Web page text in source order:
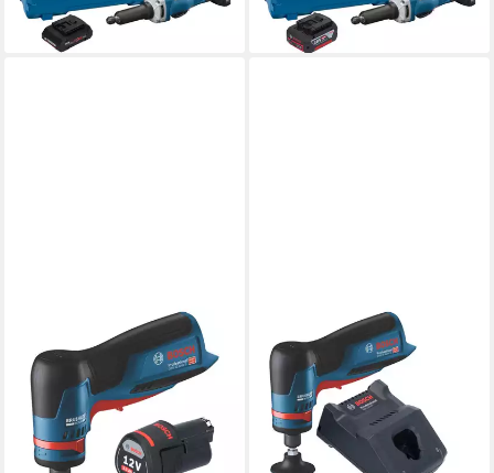
365,74 €
lieferbar - in 2-3 Werktagen bei dir
352,63 €
lieferbar - in 2-3 Werktagen bei dir
BOSCH PROFESSIONAL
Akku-Geradschleifer GWG
12V-50 S Professional Akku
Geradschleifer 12 V 6 mm
Brushless
247,43 €
lieferbar - in 2-3 Werktagen bei dir
BOSCH PROFESSIONAL
Akku-Geradschleifer GWG
12V-50 S Professional Akku
Geradschleifer 12 V 6 mm
Brushless
276,93 €
lieferbar - in 2-3 Werktagen bei dir